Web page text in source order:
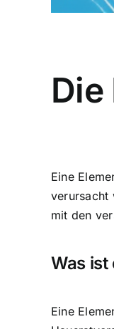
Eine
verursacht
mit den
Was
Eine